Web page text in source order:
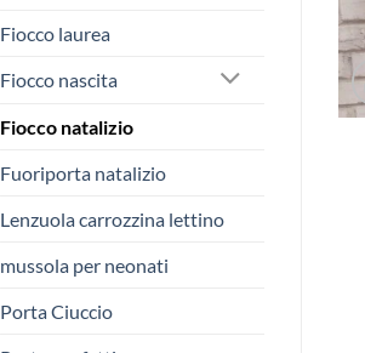
Fiocco laurea
Fiocco nascita
Fiocco natalizio
Fuoriporta natalizio
Lenzuola carrozzina lettino
mussola per neonati
Porta Ciuccio